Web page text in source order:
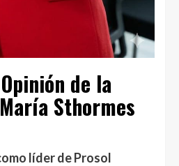
de la
Sthormes
líder de Prosol